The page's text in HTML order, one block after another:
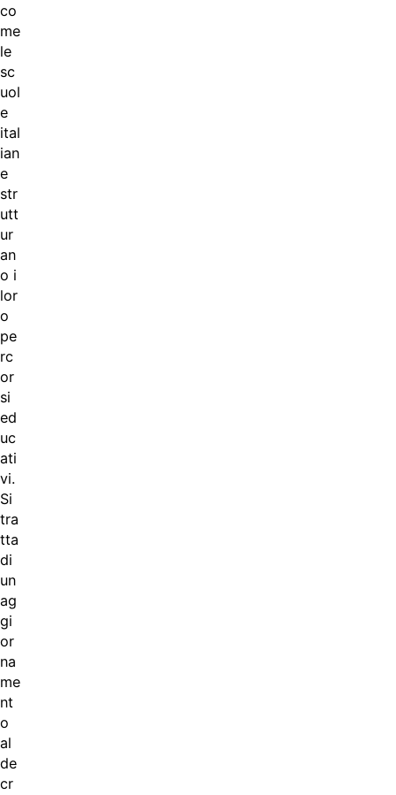
co
me
le
sc
uol
e
ital
ian
e
str
utt
ur
an
o i
lor
o
pe
rc
or
si
ed
uc
ati
vi.
Si
tra
tta
di
un
ag
gi
or
na
me
nt
o
al
de
cr